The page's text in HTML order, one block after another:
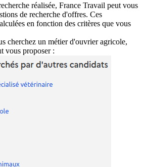
réalisée, France Travail peut vous
de recherche d'offres. Ces
en fonction des critères que vous
cherchez un métier d'ouvrier agricole,
vous proposer :